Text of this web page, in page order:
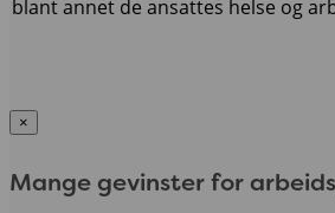
blant annet de ansattes helse og
×
Mange gevinster for